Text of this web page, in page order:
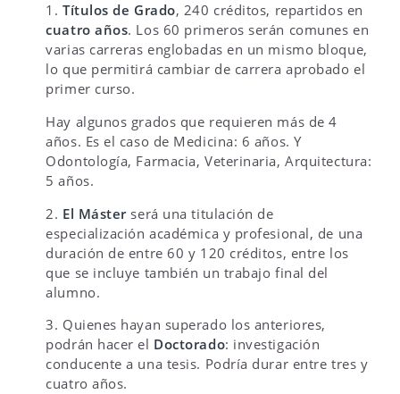
1. Títulos de Grado, 240 créditos, repartidos en
cuatro años. Los 60 primeros serán comunes en
varias carreras englobadas en un mismo bloque,
lo que permitirá cambiar de carrera aprobado el
primer curso.
Hay algunos grados que requieren más de 4
años. Es el caso de Medicina: 6 años. Y
Odontología, Farmacia, Veterinaria, Arquitectura:
5 años.
2. El Másterserá una titulación de
especialización académica y profesional, de una
duración de entre 60 y 120 créditos, entre los
que se incluye también un trabajo final del
alumno.
3. Quienes hayan superado los anteriores,
podrán hacer el Doctorado: investigación
conducente a una tesis. Podría durar entre tres y
cuatro años.